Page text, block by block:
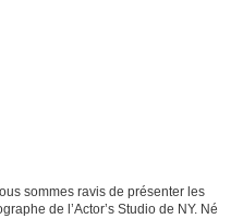
sommes ravis de présenter les
de l’Actor’s Studio de NY. Né